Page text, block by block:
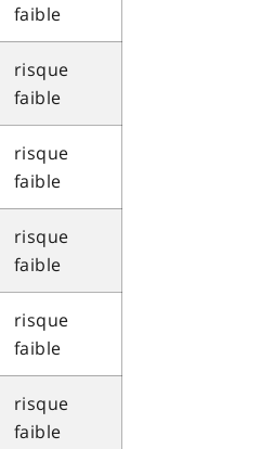
faible
risque
faible
risque
faible
risque
faible
risque
faible
risque
faible